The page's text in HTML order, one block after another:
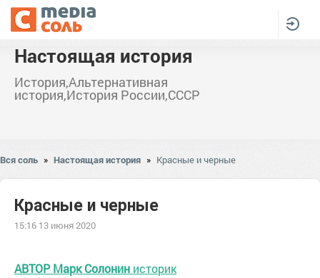
Настоящая история
История,Альтернативная
история,История России,СССР
Вся соль » Настоящая история » Красные и черные
Красные и черные
15:16 13 июня 2020
АВТОРМарк Солонин историк